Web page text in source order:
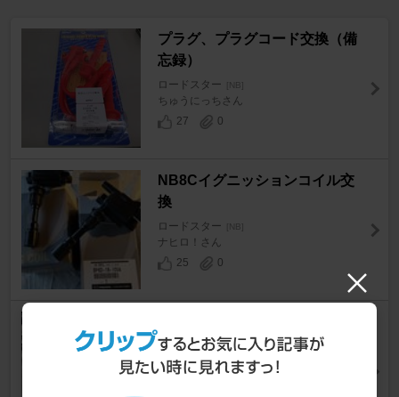
プラグ、プラグコード交換（備
忘録）
ロードスター [NB]
ちゅうにっちさん
27
0
NB8Cイグニッションコイル交
換
ロードスター [NB]
ナヒロ！さん
25
0
ル取付
ロードスター [NB]